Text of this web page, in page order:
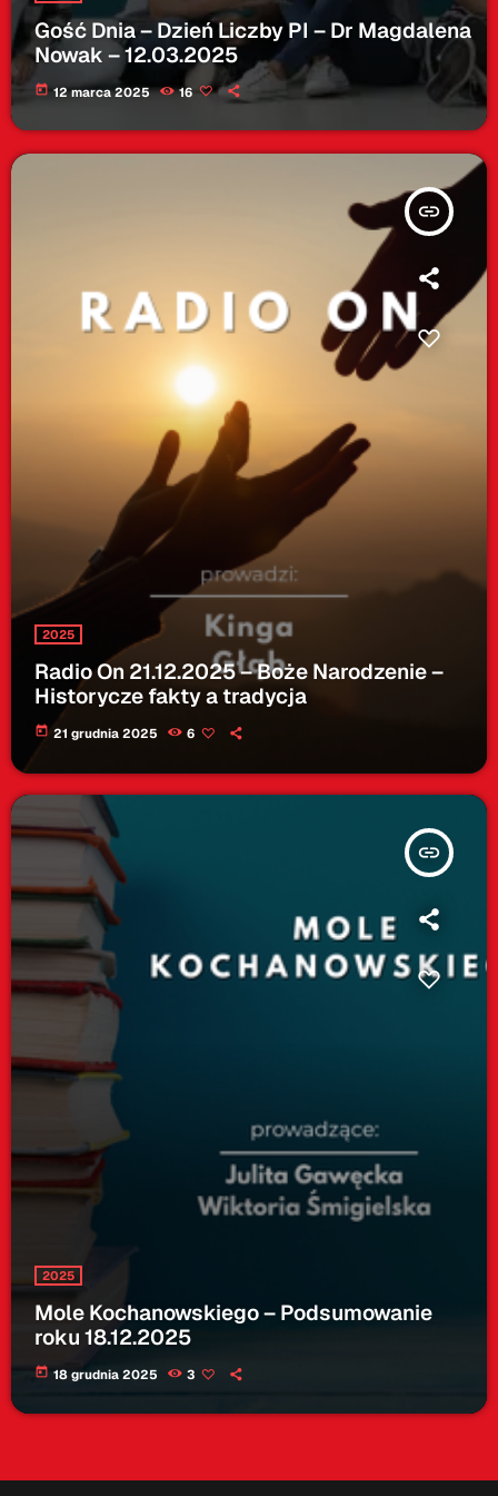
Gość Dnia – Dzień Liczby PI – Dr Magdalena
Nowak – 12.03.2025
today 12 marca 2025 16
insert_link
2025
Radio On 21.12.2025 – Boże Narodzenie –
Historycze fakty a tradycja
today 21 grudnia 2025 6
insert_link
2025
Mole Kochanowskiego – Podsumowanie
roku 18.12.2025
today 18 grudnia 2025 3